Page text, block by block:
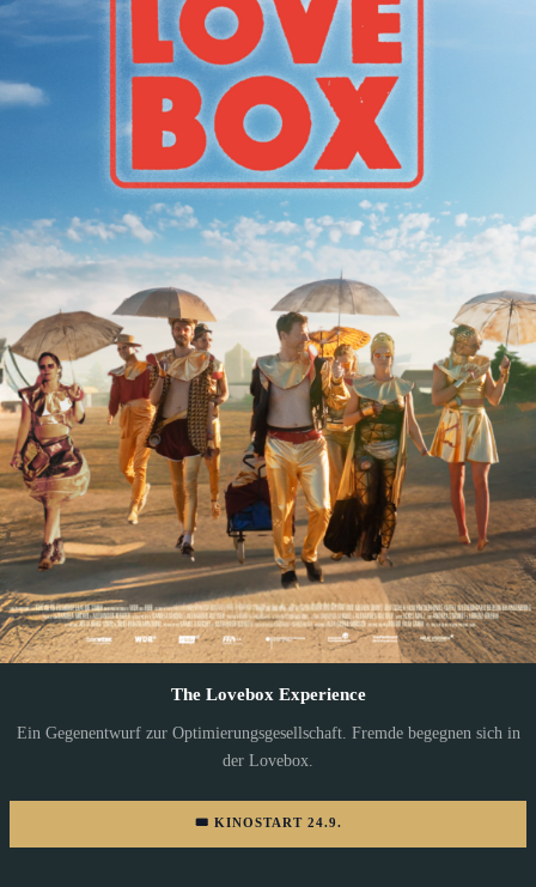
The Lovebox Experience
Ein Gegenentwurf zur Optimierungsgesellschaft. Fremde begegnen sich in
der Lovebox.
🎟 KINOSTART 24.9.